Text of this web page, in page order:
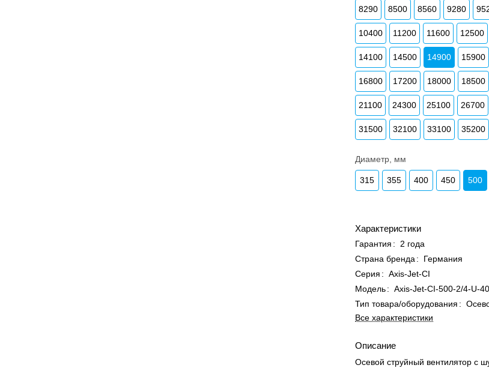
8290 8500 8560 9280
10400 11200 11600 12500
14100 14500 14900 15900
16800 17200 18000 18500
21100 24300 25100 26700
31500 32100 33100 35200
Диаметр, мм
315 355 400 450 500
Характеристики
Гарантия :
2 года
Страна бренда :
Германия
Серия : Axis-Jet-CI
Модель: Axis-Jet-CI-500-2/4-U-
Тип товара/оборудования :
Все характеристики
Описание
Осевой струйный вентилятор с